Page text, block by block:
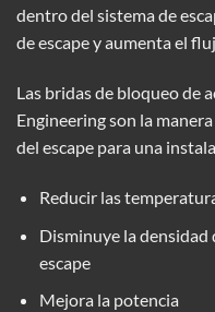
dentro del sistema de
de escape y aumenta el
Las bridas de bloqueo de
Engineering son la
del escape para una
Reducir las
Disminuye la densidad
escape
Mejora la potencia